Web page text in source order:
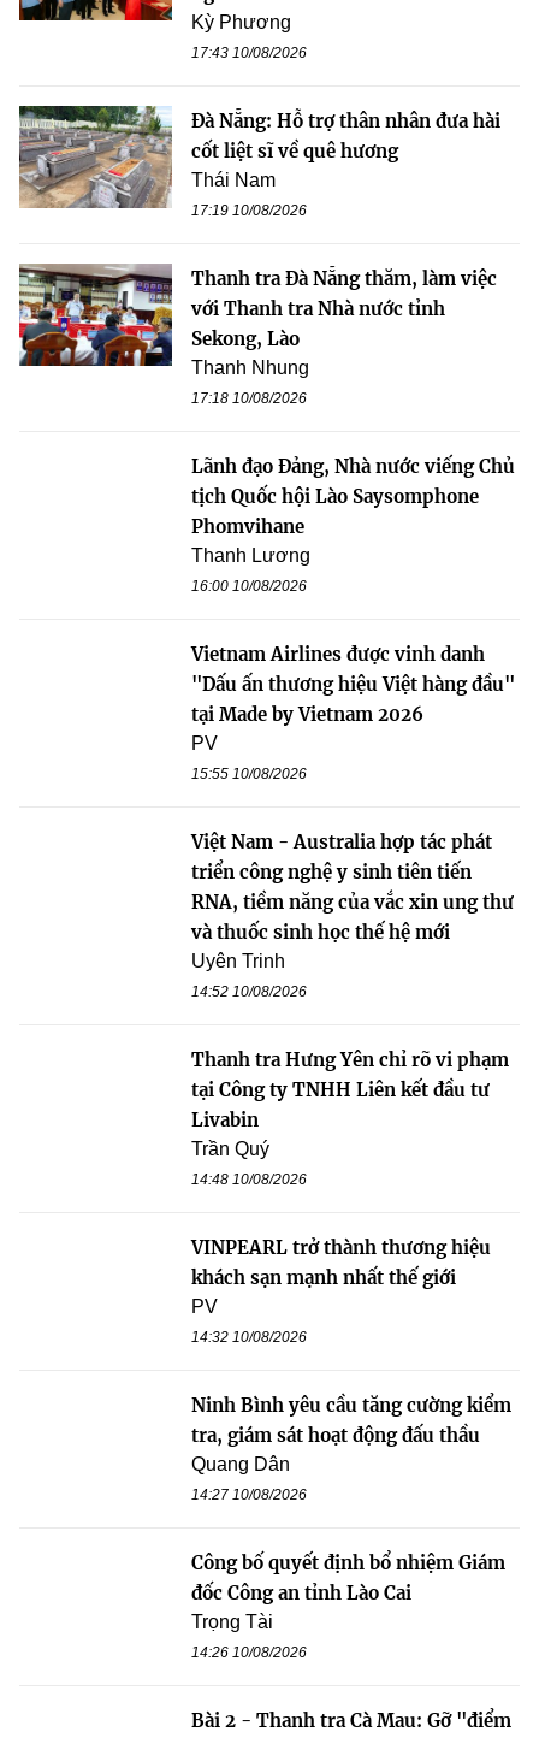
Kỳ Phương
17:43 10/08/2026
Đà Nẵng: Hỗ trợ thân nhân đưa hài
cốt liệt sĩ về quê hương
Thái Nam
17:19 10/08/2026
Thanh tra Đà Nẵng thăm, làm việc
với Thanh tra Nhà nước tỉnh
Sekong, Lào
Thanh Nhung
17:18 10/08/2026
Lãnh đạo Đảng, Nhà nước viếng Chủ
tịch Quốc hội Lào Saysomphone
Phomvihane
Thanh Lương
16:00 10/08/2026
Vietnam Airlines được vinh danh
"Dấu ấn thương hiệu Việt hàng đầu"
tại Made by Vietnam 2026
PV
15:55 10/08/2026
Việt Nam - Australia hợp tác phát
triển công nghệ y sinh tiên tiến
RNA, tiềm năng của vắc xin ung thư
và thuốc sinh học thế hệ mới
Uyên Trinh
14:52 10/08/2026
Thanh tra Hưng Yên chỉ rõ vi phạm
tại Công ty TNHH Liên kết đầu tư
Livabin
Trần Quý
14:48 10/08/2026
VINPEARL trở thành thương hiệu
khách sạn mạnh nhất thế giới
PV
14:32 10/08/2026
Ninh Bình yêu cầu tăng cường kiểm
tra, giám sát hoạt động đấu thầu
Quang Dân
14:27 10/08/2026
Công bố quyết định bổ nhiệm Giám
đốc Công an tỉnh Lào Cai
Trọng Tài
14:26 10/08/2026
Bài 2 - Thanh tra Cà Mau: Gỡ "điểm